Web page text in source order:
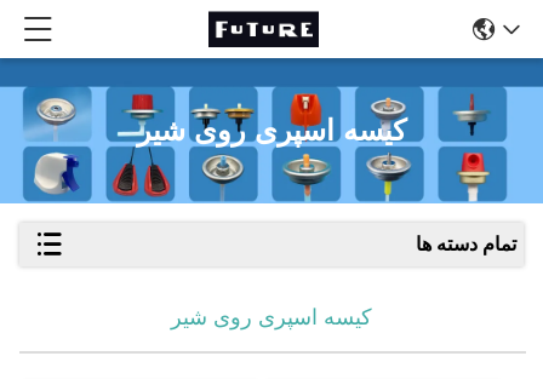
کیسه اسپری روی شیر
تمام دسته ها
کیسه اسپری روی شیر